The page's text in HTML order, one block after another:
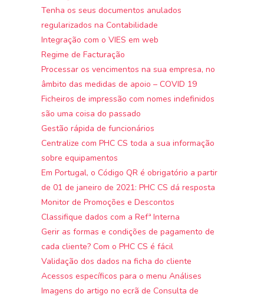
Tenha os seus documentos anulados
regularizados na Contabilidade
Integração com o VIES em web
Regime de Facturação
Processar os vencimentos na sua empresa, no
âmbito das medidas de apoio – COVID 19
Ficheiros de impressão com nomes indefinidos
são uma coisa do passado
Gestão rápida de funcionários
Centralize com PHC CS toda a sua informação
sobre equipamentos
Em Portugal, o Código QR é obrigatório a partir
de 01 de janeiro de 2021: PHC CS dá resposta
Monitor de Promoções e Descontos
Classifique dados com a Refª Interna
Gerir as formas e condições de pagamento de
cada cliente? Com o PHC CS é fácil
Validação dos dados na ficha do cliente
Acessos específicos para o menu Análises
Imagens do artigo no ecrã de Consulta de